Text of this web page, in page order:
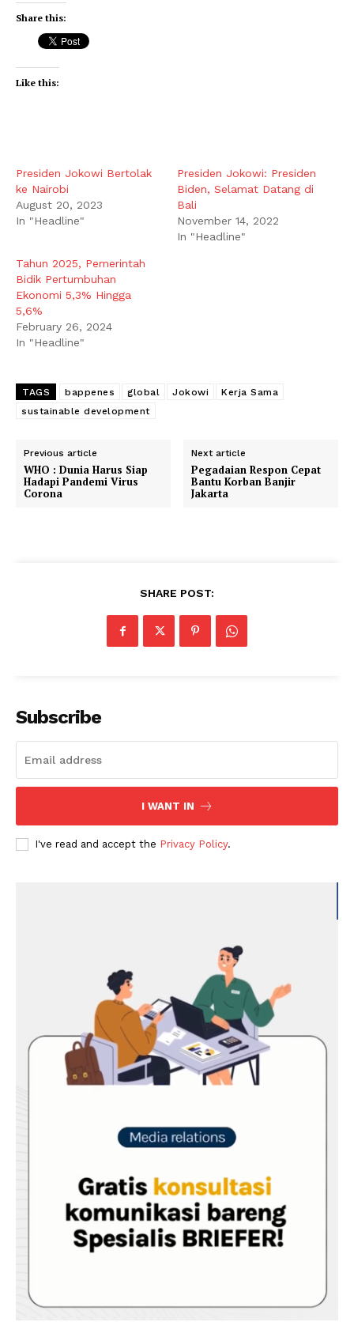
Share this:
Like this:
Presiden Jokowi Bertolak
ke Nairobi
August 20, 2023
In "Headline"
Presiden Jokowi: Presiden
Biden, Selamat Datang di
Bali
November 14, 2022
In "Headline"
Tahun 2025, Pemerintah
Bidik Pertumbuhan
Ekonomi 5,3% Hingga
5,6%
February 26, 2024
In "Headline"
TAGS bappenes global Jokowi
Kerja Sama
sustainable development
Previous article
WHO : Dunia Harus Siap
Hadapi Pandemi Virus
Corona
Next article
Pegadaian Respon Cepat
Bantu Korban Banjir
Jakarta
SHARE POST:
Subscribe
I WANT IN
I've read and accept the Privacy Policy.